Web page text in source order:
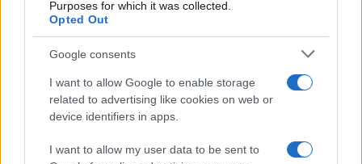
Purposes for which it was collected.
Opted Out
Google consents
I want to allow Google to enable storage
related to advertising like cookies on web or
device identifiers in apps.
I want to allow my user data to be sent to